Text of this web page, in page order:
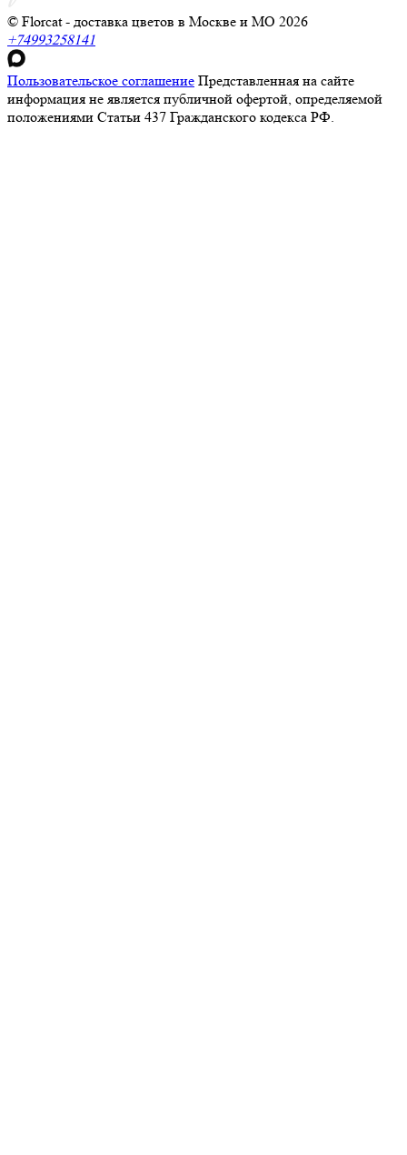
© Florcat - доставка цветов в Москве и МО 2026
+74993258141
Пользовательское соглашение Представленная на сайте
информация не является публичной офертой, определяемой
положениями Статьи 437 Гражданского кодекса РФ.